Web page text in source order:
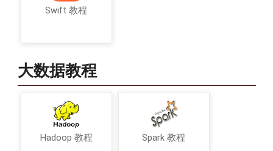
Swift 教程
大数据教程
Hadoop 教程 Spark 教程